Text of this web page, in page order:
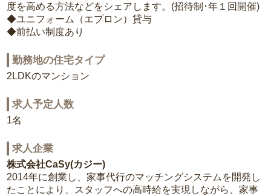
度を高める方法などをシェアします。(招待制･年１回開催)
◆ユニフォーム（エプロン）貸与
◆前払い制度あり
勤務地の住宅タイプ
2LDKのマンション
求人予定人数
1名
求人企業
株式会社CaSy(カジー)
2014年に創業し、家事代行のマッチングシステムを開発し
たことにより、スタッフへの高時給を実現しながら、家事